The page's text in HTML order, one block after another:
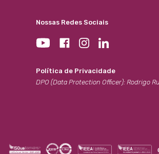
Nossas Redes Sociais
Política de Privacidade
DPO (Data Protection Officer): Rodrigo